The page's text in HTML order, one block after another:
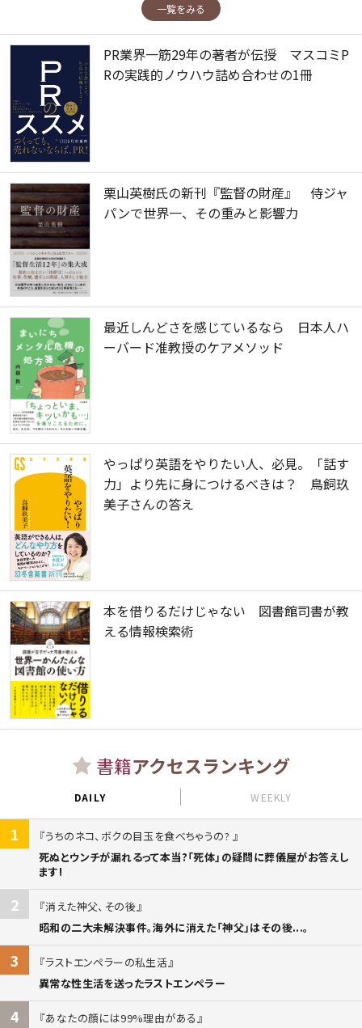
一覧をみる
PR業界一筋29年の著者が伝授 マスコミP
Rの実践的ノウハウ詰め合わせの1冊
栗山英樹氏の新刊『監督の財産』 侍ジャ
パンで世界一、その重みと影響力
最近しんどさを感じているなら 日本人ハ
ーバード准教授のケアメソッド
やっぱり英語をやりたい人、必見。「話す
力」より先に身につけるべきは？ 鳥飼玖
美子さんの答え
本を借りるだけじゃない 図書館司書が教
える情報検索術
書籍アクセスランキング
DAILY WEEKLY
1
うちのネコ、ボクの目玉を食べちゃうの?
死ぬとウンチが漏れるって本当?「死体」の疑問に葬儀屋がお答えし
ます!
2
消えた神父、その後
昭和の二大未解決事件。海外に消えた「神父」はその後...。
3
ラストエンペラーの私生活
異常な性生活を送ったラストエンペラー
4
あなたの顔には99%理由がある